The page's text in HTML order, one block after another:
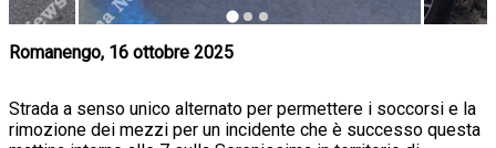
Romanengo, 16 ottobre 2025
Strada a senso unico alternato per permettere i soccorsi e la
rimozione dei mezzi per un incidente che è successo questa